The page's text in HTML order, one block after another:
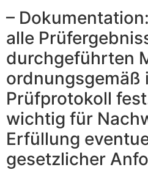
–
alle
durchgeführten
ordnungsgemäß
Prüfprotokoll
wichtig für
Erfüllung
gesetzlicher